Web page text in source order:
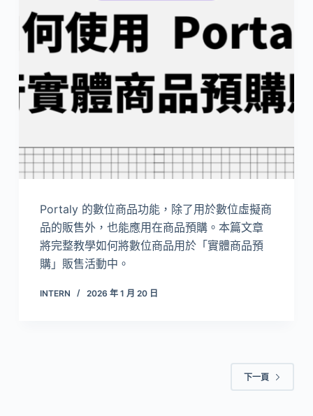
Portaly 的數位商品功能，除了用於數位虛擬商
品的販售外，也能應用在商品預購。本篇文章
將完整教學如何將數位商品用於「實體商品預
購」販售活動中。
INTERN 2026 年 1 月 20 日
下一頁